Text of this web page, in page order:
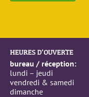
HEURES D’OUVERTE
bureau / réception:
lundi – jeudi
vendredi & samedi
dimanche